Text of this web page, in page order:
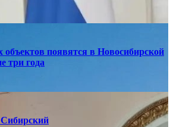
объектов появятся в Новосибирской
три года